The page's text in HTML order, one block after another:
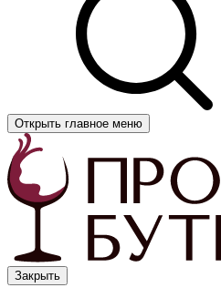
Открыть главное меню
Закрыть